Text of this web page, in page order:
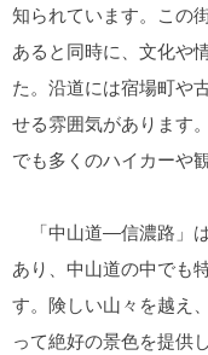
知られています。この
あると同時に、文化や
た。沿道には宿場町や
せる雰囲気があります
でも多くのハイカーや
「中山道―信濃路」
あり、中山道の中でも
す。険しい山々を越え
って絶好の景色を提供